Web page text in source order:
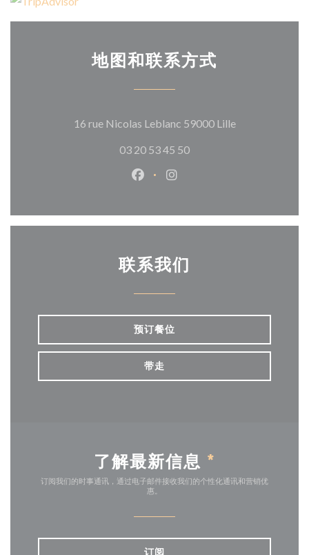
地图和联系方式
16 rue Nicolas Leblanc 59000 Lille((在新窗口中
03 20 53 45 50
Facebook ((在新窗口中打开))
Instagram ((在新窗口中
联系我们
预订餐位
带走
了解最新信息 *
订阅我们的时事通讯，通过电子邮件接收我们的个性化通讯和营销优
惠。
订阅